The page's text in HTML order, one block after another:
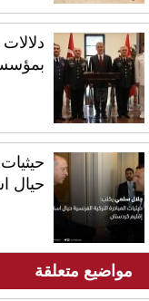
حيال
مواضيع متعلقة